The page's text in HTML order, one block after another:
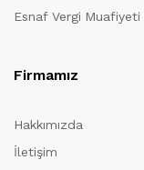
Esnaf Vergi Muafiyeti
Firmamız
Hakkımızda
İletişim